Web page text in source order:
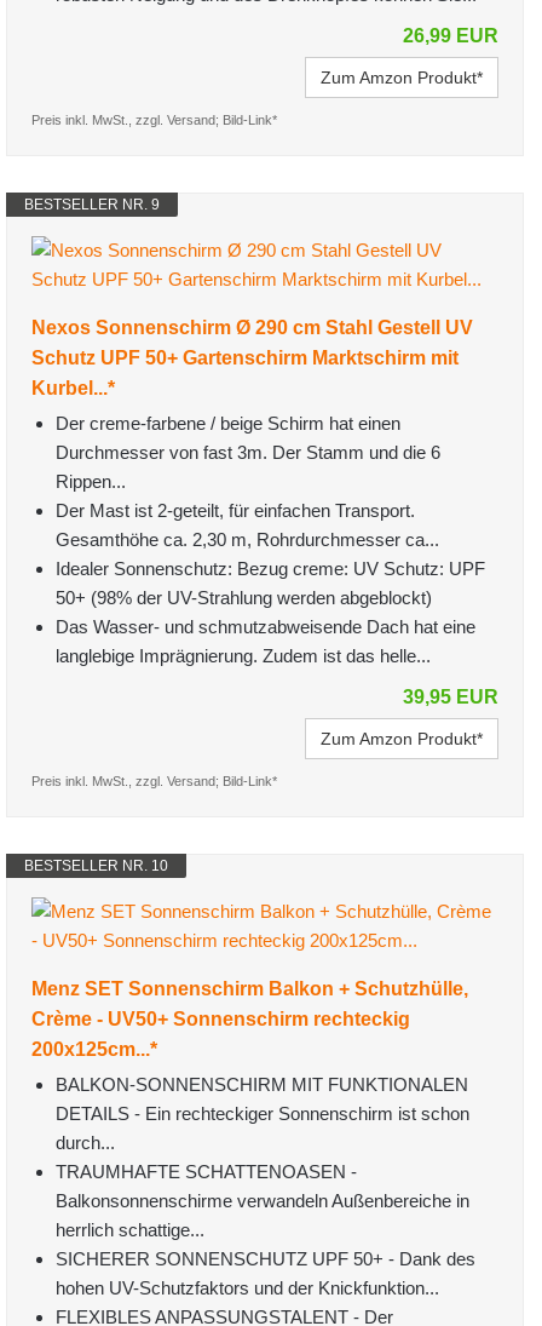
26,99 EUR
Zum Amzon Produkt*
Preis inkl. MwSt., zzgl. Versand; Bild-Link*
BESTSELLER NR. 9
Nexos Sonnenschirm Ø 290 cm Stahl Gestell UV
Schutz UPF 50+ Gartenschirm Marktschirm mit
Kurbel...*
Der creme-farbene / beige Schirm hat einen
Durchmesser von fast 3m. Der Stamm und die 6
Rippen...
Der Mast ist 2-geteilt, für einfachen Transport.
Gesamthöhe ca. 2,30 m, Rohrdurchmesser ca...
Idealer Sonnenschutz: Bezug creme: UV Schutz: UPF
50+ (98% der UV-Strahlung werden abgeblockt)
Das Wasser- und schmutzabweisende Dach hat eine
langlebige Imprägnierung. Zudem ist das helle...
39,95 EUR
Zum Amzon Produkt*
Preis inkl. MwSt., zzgl. Versand; Bild-Link*
BESTSELLER NR. 10
Menz SET Sonnenschirm Balkon + Schutzhülle,
Crème - UV50+ Sonnenschirm rechteckig
200x125cm...*
BALKON-SONNENSCHIRM MIT FUNKTIONALEN
DETAILS - Ein rechteckiger Sonnenschirm ist schon
durch...
TRAUMHAFTE SCHATTENOASEN -
Balkonsonnenschirme verwandeln Außenbereiche in
herrlich schattige...
SICHERER SONNENSCHUTZ UPF 50+ - Dank des
hohen UV-Schutzfaktors und der Knickfunktion...
FLEXIBLES ANPASSUNGSTALENT - Der